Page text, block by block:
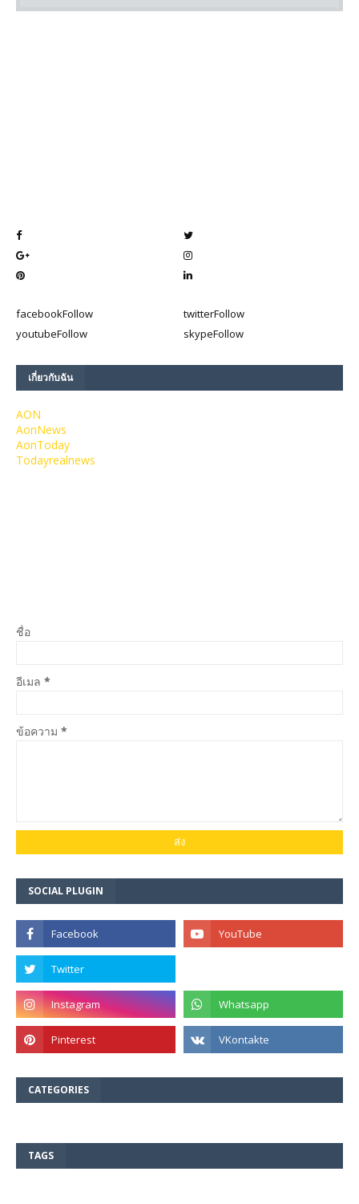
facebookFollow twitterFollow
youtubeFollow skypeFollow
เกี่ยวกับฉัน
AON
AonNews
AonToday
Todayrealnews
ชื่อ
อีเมล *
ข้อความ *
SOCIAL PLUGIN
CATEGORIES
TAGS